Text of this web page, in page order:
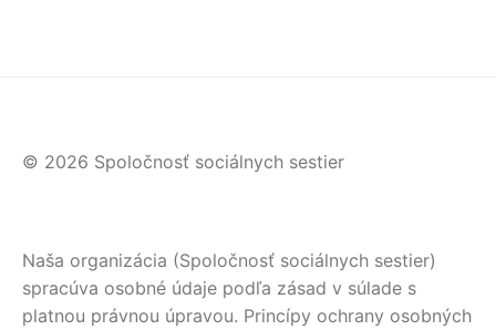
© 2026 Spoločnosť sociálnych sestier
Naša organizácia (Spoločnosť sociálnych sestier)
spracúva osobné údaje podľa zásad v súlade s
platnou právnou úpravou. Princípy ochrany osobných